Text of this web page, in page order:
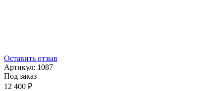
Оставить отзыв
Артикул: 1087
Под заказ
12 400 ₽